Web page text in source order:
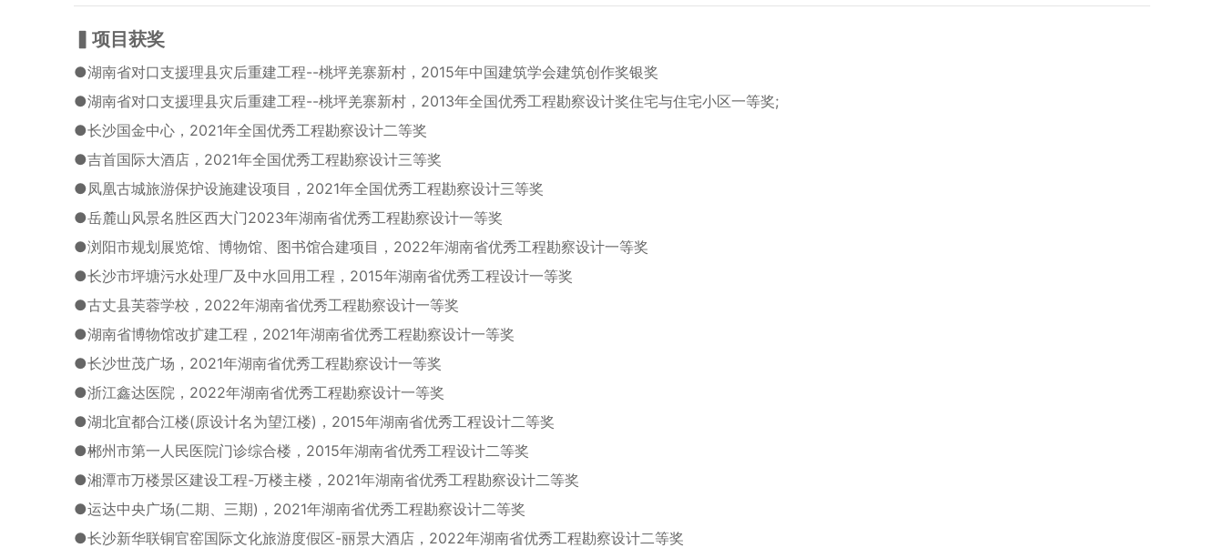
▍项目获奖
●湖南省对口支援理县灾后重建工程--桃坪羌寨新村，2015年中国建筑学会建筑创作奖银奖
●湖南省对口支援理县灾后重建工程--桃坪羌寨新村，2013年全国优秀工程勘察设计奖住宅与住宅小区一等奖;
●长沙国金中心，2021年全国优秀工程勘察设计二等奖
●吉首国际大酒店，2021年全国优秀工程勘察设计三等奖
●凤凰古城旅游保护设施建设项目，2021年全国优秀工程勘察设计三等奖
●岳麓山风景名胜区西大门2023年湖南省优秀工程勘察设计一等奖
●浏阳市规划展览馆、博物馆、图书馆合建项目，2022年湖南省优秀工程勘察设计一等奖
●长沙市坪塘污水处理厂及中水回用工程，2015年湖南省优秀工程设计一等奖
●古丈县芙蓉学校，2022年湖南省优秀工程勘察设计一等奖
●湖南省博物馆改扩建工程，2021年湖南省优秀工程勘察设计一等奖
●长沙世茂广场，2021年湖南省优秀工程勘察设计一等奖
●浙江鑫达医院，2022年湖南省优秀工程勘察设计一等奖
●湖北宜都合江楼(原设计名为望江楼)，2015年湖南省优秀工程设计二等奖
●郴州市第一人民医院门诊综合楼，2015年湖南省优秀工程设计二等奖
●湘潭市万楼景区建设工程-万楼主楼，2021年湖南省优秀工程勘察设计二等奖
●运达中央广场(二期、三期)，2021年湖南省优秀工程勘察设计二等奖
●长沙新华联铜官窑国际文化旅游度假区-丽景大酒店，2022年湖南省优秀工程勘察设计二等奖